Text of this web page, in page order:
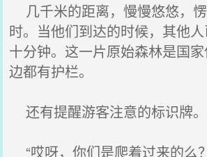
几千米的距离，慢慢悠悠，
时。当他们到达的时候，其他
十分钟。这一片原始森林是国
边都有护栏。
还有提醒游客注意的标识牌。
“哎呀，你们是爬着过来的么